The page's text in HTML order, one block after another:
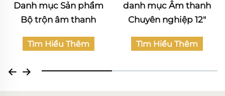
danh mục Âm thanh
Chuyên nghiệp 12"
Tìm Hiểu Thêm
Katalog sản phẩm Âm
thanh Dân dụng
Tìm Hiểu Thêm